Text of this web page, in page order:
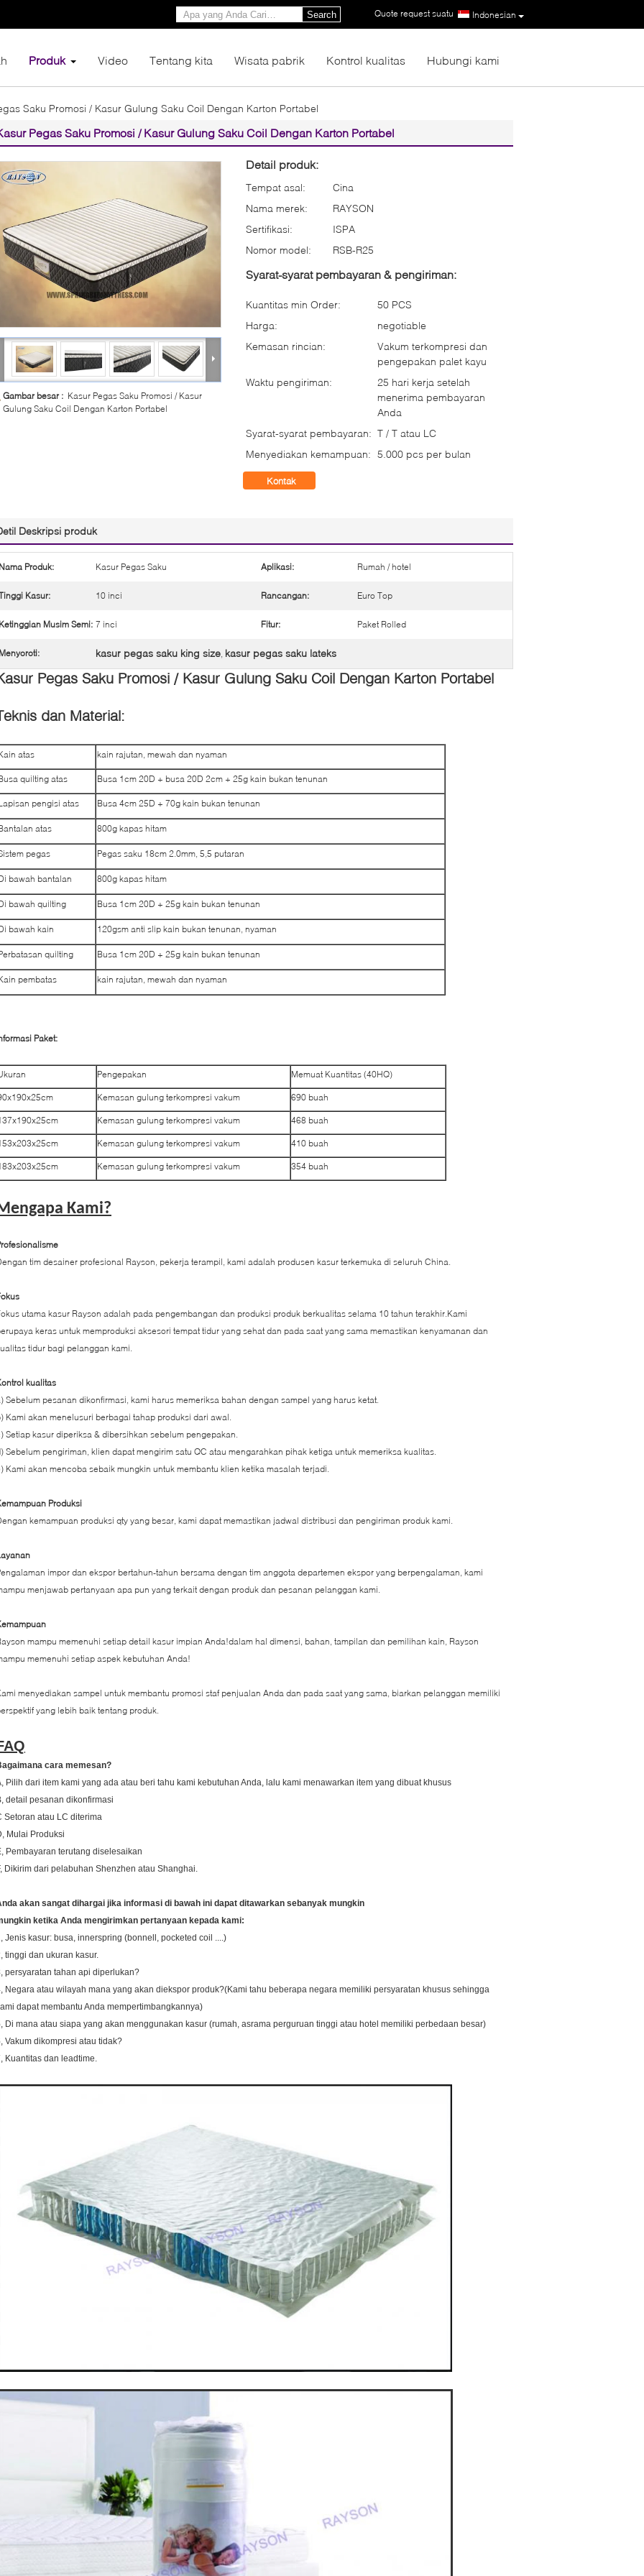
Indonesian
Quote request suatu |
Search
Produk Video Tentang kita Wisata pabrik Kontrol kualitas Hubungi kami
Saku Promosi / Kasur Gulung Saku Coil Dengan Karton Portabel
Pegas Saku Promosi / Kasur Gulung Saku Coil Dengan Karton Portabel
Gambar besar : Kasur Pegas Saku Promosi / Kasur
Gulung Saku Coil Dengan Karton Portabel
Detail produk:
Tempat asal:
Cina
Nama merek:
RAYSON
Sertifikasi:
ISPA
Nomor model:
RSB-R25
Syarat-syarat pembayaran & pengiriman:
Kuantitas min Order:
50 PCS
Harga:
negotiable
Kemasan rincian:
Vakum terkompresi dan
pengepakan palet kayu
Waktu pengiriman:
25 hari kerja setelah
menerima pembayaran
Anda
Syarat-syarat pembayaran: T / T atau LC
Menyediakan kemampuan: 5.000 pcs per bulan
Kontak
Deskripsi produk
Nama Produk: Kasur Pegas Saku Aplikasi: Rumah / hotel
Kasur: 10 inci Rancangan: Euro Top
Ketinggian Musim Semi: 7 inci Fitur: Paket Rolled
Menyoroti: kasur pegas saku king size, kasur pegas saku lateks
Pegas Saku Promosi / Kasur Gulung Saku Coil Dengan Karton Portabel
dan Material:
atas kain rajutan, mewah dan nyaman
quilting atas Busa 1cm 20D + busa 20D 2cm + 25g kain bukan tenunan
pengisi atas Busa 4cm 25D + 70g kain bukan tenunan
atas 800g kapas hitam
pegas Pegas saku 18cm 2.0mm, 5,5 putaran
bawah bantalan 800g kapas hitam
bawah quilting Busa 1cm 20D + 25g kain bukan tenunan
bawah kain 120gsm anti slip kain bukan tenunan, nyaman
quilting Busa 1cm 20D + 25g kain bukan tenunan
pembatas kain rajutan, mewah dan nyaman
Paket:
Pengepakan Memuat Kuantitas (40HQ)
Kemasan gulung terkompresi vakum 690 buah
Kemasan gulung terkompresi vakum 468 buah
Kemasan gulung terkompresi vakum 410 buah
Kemasan gulung terkompresi vakum 354 buah
Kami?
tim desainer profesional Rayson, pekerja terampil, kami adalah produsen kasur terkemuka di seluruh China.
utama kasur Rayson adalah pada pengembangan dan produksi produk berkualitas selama 10 tahun terakhir.Kami
keras untuk memproduksi aksesori tempat tidur yang sehat dan pada saat yang sama memastikan kenyamanan dan
tidur bagi pelanggan kami.
kualitas
Sebelum pesanan dikonfirmasi, kami harus memeriksa bahan dengan sampel yang harus ketat.
Kami akan menelusuri berbagai tahap produksi dari awal.
Setiap kasur diperiksa & dibersihkan sebelum pengepakan.
Sebelum pengiriman, klien dapat mengirim satu QC atau mengarahkan pihak ketiga untuk memeriksa kualitas.
Kami akan mencoba sebaik mungkin untuk membantu klien ketika masalah terjadi.
Produksi
kemampuan produksi qty yang besar, kami dapat memastikan jadwal distribusi dan pengiriman produk kami.
impor dan ekspor bertahun-tahun bersama dengan tim anggota departemen ekspor yang berpengalaman, kami
menjawab pertanyaan apa pun yang terkait dengan produk dan pesanan pelanggan kami.
mampu memenuhi setiap detail kasur impian Anda!dalam hal dimensi, bahan, tampilan dan pemilihan kain, Rayson
memenuhi setiap aspek kebutuhan Anda!
menyediakan sampel untuk membantu promosi staf penjualan Anda dan pada saat yang sama, biarkan pelanggan memiliki
yang lebih baik tentang produk.
cara memesan?
Pilih dari item kami yang ada atau beri tahu kami kebutuhan Anda, lalu kami menawarkan item yang dibuat khusus
detail pesanan dikonfirmasi
Setoran atau LC diterima
Mulai Produksi
Pembayaran terutang diselesaikan
Dikirim dari pelabuhan Shenzhen atau Shanghai.
akan sangat dihargai jika informasi di bawah ini dapat ditawarkan sebanyak mungkin
ketika Anda mengirimkan pertanyaan kepada kami:
Jenis kasur: busa, innerspring (bonnell, pocketed coil ....)
tinggi dan ukuran kasur.
persyaratan tahan api diperlukan?
Negara atau wilayah mana yang akan diekspor produk?(Kami tahu beberapa negara memiliki persyaratan khusus sehingga
dapat membantu Anda mempertimbangkannya)
Di mana atau siapa yang akan menggunakan kasur (rumah, asrama perguruan tinggi atau hotel memiliki perbedaan besar)
Vakum dikompresi atau tidak?
Kuantitas dan leadtime.